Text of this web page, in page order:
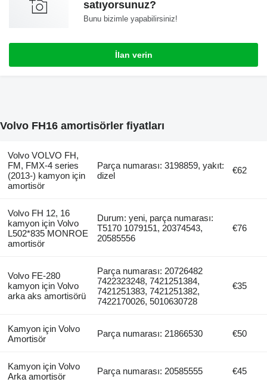
satıyorsunuz?
Bunu bizimle yapabilirsiniz!
İlan verin
Volvo FH16 amortisörler fiyatları
Volvo VOLVO FH,
FM, FMX-4 series
(2013-) kamyon için
amortisör
Parça numarası: 3198859, yakıt:
dizel
€62
Volvo FH 12, 16
kamyon için Volvo
L502*835 MONROE
amortisör
Durum: yeni, parça numarası:
T5170 1079151, 20374543,
20585556
€76
Volvo FE-280
kamyon için Volvo
arka aks amortisörü
Parça numarası: 20726482
7422323248, 7421251384,
7421251383, 7421251382,
7422170026, 5010630728
€35
Kamyon için Volvo
Amortisör
Parça numarası: 21866530 €50
Kamyon için Volvo
Arka amortisör
Parça numarası: 20585555 €45